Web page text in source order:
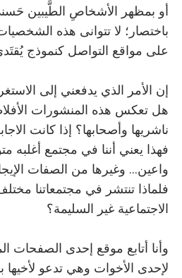
أو بمظهر الأشخاصِ الطَّيبين
باختصار؛ لا تتوانى هذه
على مواقع التواصل كنموذج
إن الأمر الذي يدفعني إلى
هل تعكس هذه المنشورات
ناشريها وأصحابها؟ إذا كانت
فهذا يعني أننا في مجتمع أغلبه
واعين... وغيرها من الصفات
فلماذا تنتشر في مجتمعاتنا
الاجتماعية غير السليمة؟
وأنا أتابع موقع إحدى الصفحات
لإحدى الأخوات وهي تدعو لأخيها